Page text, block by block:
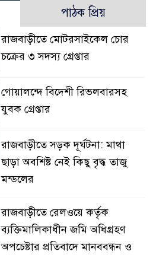
পাঠক প্রিয়
রাজবাড়ীতে মোটরসাইকেল চোর
চক্রের ৩ সদস্য গ্রেপ্তার
গোয়ালন্দে বিদেশী রিভলবারসহ
যুবক গ্রেপ্তার
রাজবাড়ীতে সড়ক দূর্ঘটনা: মাথা
ছাড়া অবশিষ্ট নেই কিছু বৃদ্ধ তাজু
মন্ডলের
রাজবাড়ীতে রেলওয়ে কর্তৃক
ব্যক্তিমালিকাধীন জমি অধিগ্রহণ
অপচেষ্টার প্রতিবাদে মানববন্ধন ও